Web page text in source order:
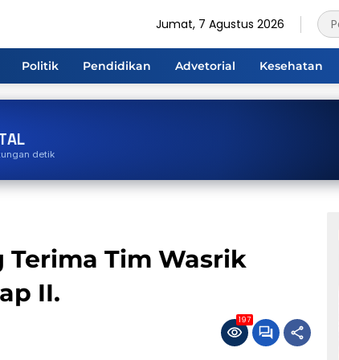
Jumat, 7 Agustus 2026
Politik Pendidikan Advetorial Kesehatan
detik
Tim Wasrik
II.
197